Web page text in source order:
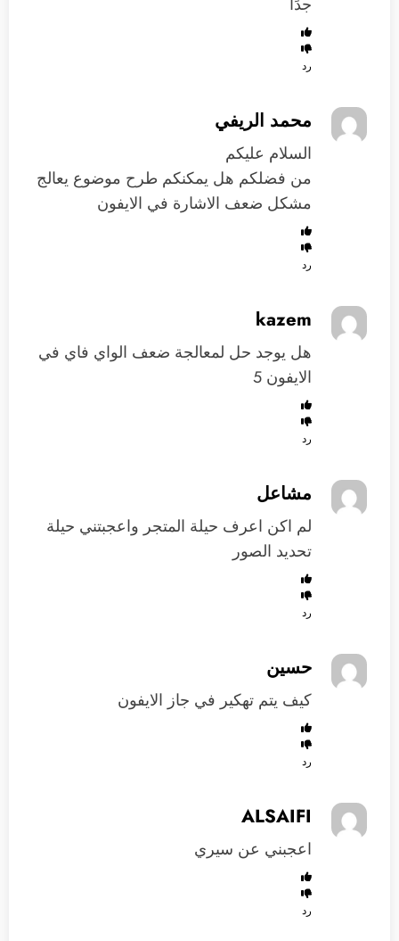
رد
محمد الريفي
السلام عليكم
من فضلكم هل يمكنكم طرح موضوع يعالج
مشكل ضعف الاشارة في الايفون
رد
kazem
هل يوجد حل لمعالجة ضعف الواي فاي في
الايفون 5
رد
مشاعل
لم اكن اعرف حيلة المتجر واعجبتني حيلة
تحديد الصور
رد
حسين
كيف يتم تهكير في جاز الايفون
رد
ALSAIFI
اعجبني عن سيري
رد